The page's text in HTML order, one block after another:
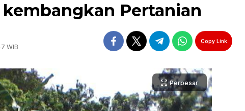
Pertanian
WIB
Copy Link
Perbesar